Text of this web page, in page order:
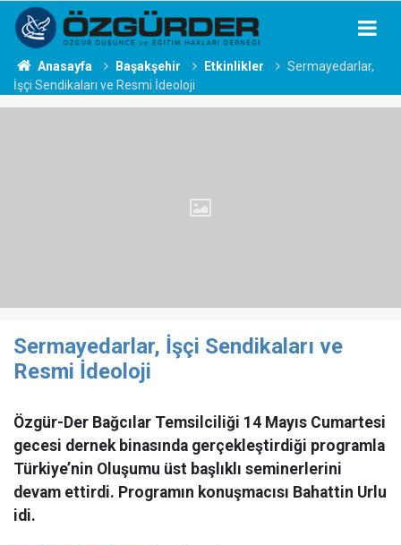
Anasayfa Başakşehir Etkinlikler
Sermayedarlar,
İşçi Sendikaları ve Resmi İdeoloji
Sermayedarlar, İşçi Sendikaları ve
Resmi İdeoloji
Özgür-Der Bağcılar Temsilciliği 14 Mayıs Cumartesi
gecesi dernek binasında gerçekleştirdiği programla
Türkiye’nin Oluşumu üst başlıklı seminerlerini
devam ettirdi. Programın konuşmacısı Bahattin Urlu
idi.